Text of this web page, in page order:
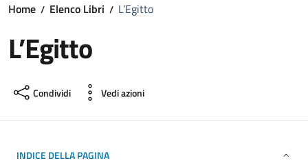
Home Elenco Libri L’Egitto
L’Egitto
Condividi Vedi azioni
INDICE DELLA PAGINA